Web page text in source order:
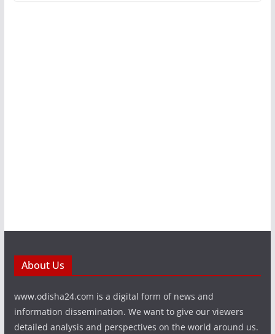
About Us
www.odisha24.com is a digital form of news and
information dissemination. We want to give our viewers
detailed analysis and perspectives on the world around us.